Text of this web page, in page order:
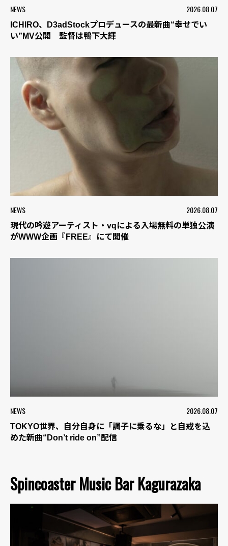
NEWS 2026.08.07
ICHIRO、D3adStockプロデュースの最新曲“幸せでい
い”MV公開 監督は鴨下大輝
NEWS 2026.08.07
現代の吟遊アーティスト・vqによる入場無料の単独公演
がWWW企画『FREE』にて開催
NEWS 2026.08.07
TOKYO世界、自分自身に「調子に乗るな」と自戒を込
めた新曲“Don’t ride on”配信
Spincoaster Music Bar Kagurazaka